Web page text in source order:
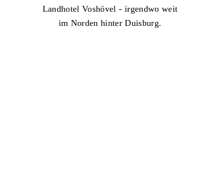
Landhotel Voshövel - irgendwo weit
im Norden hinter Duisburg.